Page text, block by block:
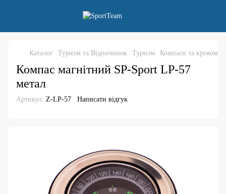
Каталог Туризм та Відпочинок Туризм Компаси та
Компас магнітний SP-Sport LP-57
метал
Артикул: Z-LP-57 Написати відгук